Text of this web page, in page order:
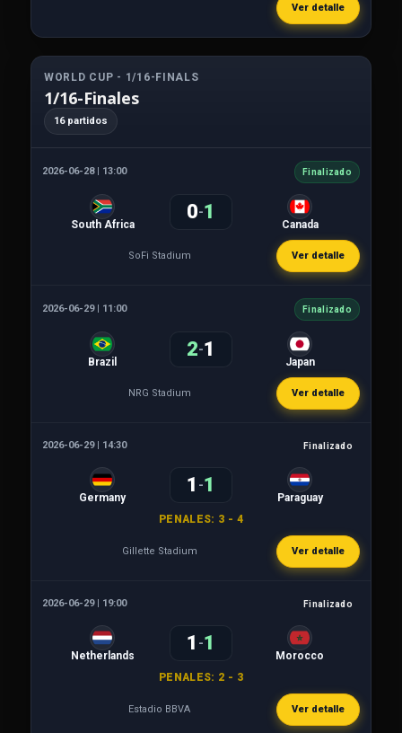
Ver detalle
WORLD CUP - 1/16-FINALS
1/16-Finales
16 partidos
2026-06-28 | 13:00 Finalizado
South Africa
0-1
Canada
SoFi Stadium Ver detalle
2026-06-29 | 11:00 Finalizado
Brazil
2-1
Japan
NRG Stadium Ver detalle
2026-06-29 | 14:30 Finalizado
Germany
1 -1
Paraguay
PENALES: 3 - 4
Gillette Stadium Ver detalle
2026-06-29 | 19:00 Finalizado
Netherlands
1 -1
Morocco
PENALES: 2 - 3
Estadio BBVA Ver detalle